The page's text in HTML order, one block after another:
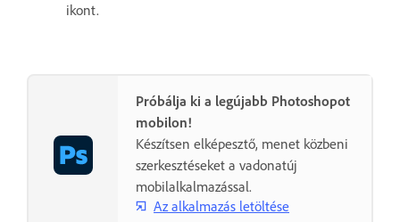
ikont.
Próbálja ki a legújabb Photoshopot
mobilon!
Készítsen elképesztő, menet közbeni
szerkesztéseket a vadonatúj
mobilalkalmazással.
Az alkalmazás letöltése